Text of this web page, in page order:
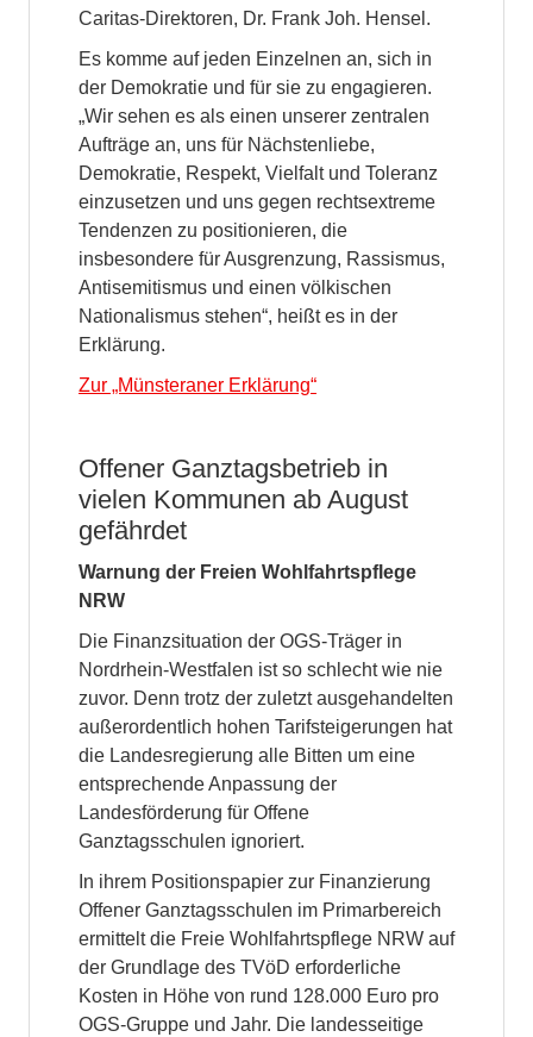
Caritas-Direktoren, Dr. Frank Joh. Hensel.
Es komme auf jeden Einzelnen an, sich in
der Demokratie und für sie zu engagieren.
„Wir sehen es als einen unserer zentralen
Aufträge an, uns für Nächstenliebe,
Demokratie, Respekt, Vielfalt und Toleranz
einzusetzen und uns gegen rechtsextreme
Tendenzen zu positionieren, die
insbesondere für Ausgrenzung, Rassismus,
Antisemitismus und einen völkischen
Nationalismus stehen“, heißt es in der
Erklärung.
Zur „Münsteraner Erklärung“
Offener Ganztagsbetrieb in
vielen Kommunen ab August
gefährdet
Warnung der Freien Wohlfahrtspflege
NRW
Die Finanzsituation der OGS-Träger in
Nordrhein-Westfalen ist so schlecht wie nie
zuvor. Denn trotz der zuletzt ausgehandelten
außerordentlich hohen Tarifsteigerungen hat
die Landesregierung alle Bitten um eine
entsprechende Anpassung der
Landesförderung für Offene
Ganztagsschulen ignoriert.
In ihrem Positionspapier zur Finanzierung
Offener Ganztagsschulen im Primarbereich
ermittelt die Freie Wohlfahrtspflege NRW auf
der Grundlage des TVöD erforderliche
Kosten in Höhe von rund 128.000 Euro pro
OGS-Gruppe und Jahr. Die landesseitige